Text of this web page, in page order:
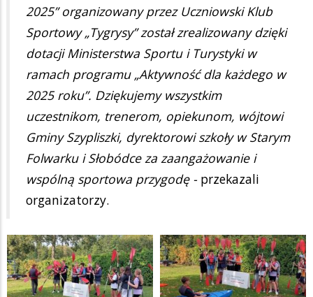
2025” organizowany przez Uczniowski Klub
Sportowy „Tygrysy” został zrealizowany dzięki
dotacji Ministerstwa Sportu i Turystyki w
ramach programu „Aktywność dla każdego w
2025 roku”. Dziękujemy wszystkim
uczestnikom, trenerom, opiekunom, wójtowi
Gminy Szypliszki, dyrektorowi szkoły w Starym
Folwarku i Słobódce za zaangażowanie i
wspólną sportowa przygodę - przekazali
organizatorzy.